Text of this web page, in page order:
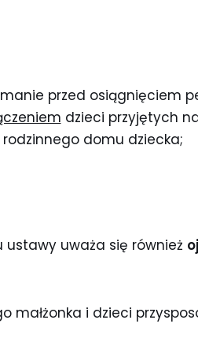
przed osiągnięciem
dzieci przyjętych
domu dziecka;
ustawy uważa się również
małżonka i dzieci